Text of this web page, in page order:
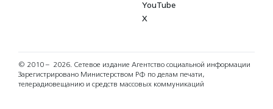
YouTube
X
© 2010 – 2026. Сетевое издание Агентство социальной информации
Зарегистрировано Министерством РФ по делам печати,
телерадиовещанию и средств массовых коммуникаций